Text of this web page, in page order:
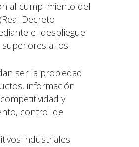
al cumplimiento del
Decreto
el despliegue
a los
ser la propiedad
información
y
control de
industriales